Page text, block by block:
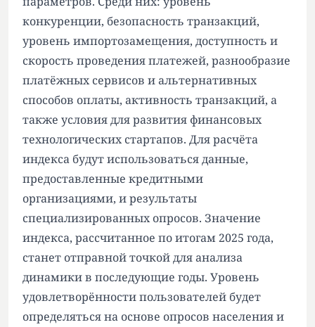
конкуренции, безопасность транзакций,
уровень импортозамещения, доступность и
скорость проведения платежей, разнообразие
платёжных сервисов и альтернативных
способов оплаты, активность транзакций, а
также условия для развития финансовых
технологических стартапов. Для расчёта
индекса будут использоваться данные,
предоставленные кредитными
организациями, и результаты
специализированных опросов. Значение
индекса, рассчитанное по итогам 2025 года,
станет отправной точкой для анализа
динамики в последующие годы. Уровень
удовлетворённости пользователей будет
определяться на основе опросов населения и